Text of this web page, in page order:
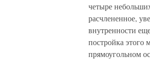
четыре
расчлененное,
внутренности
постройка этого
прямоугольном